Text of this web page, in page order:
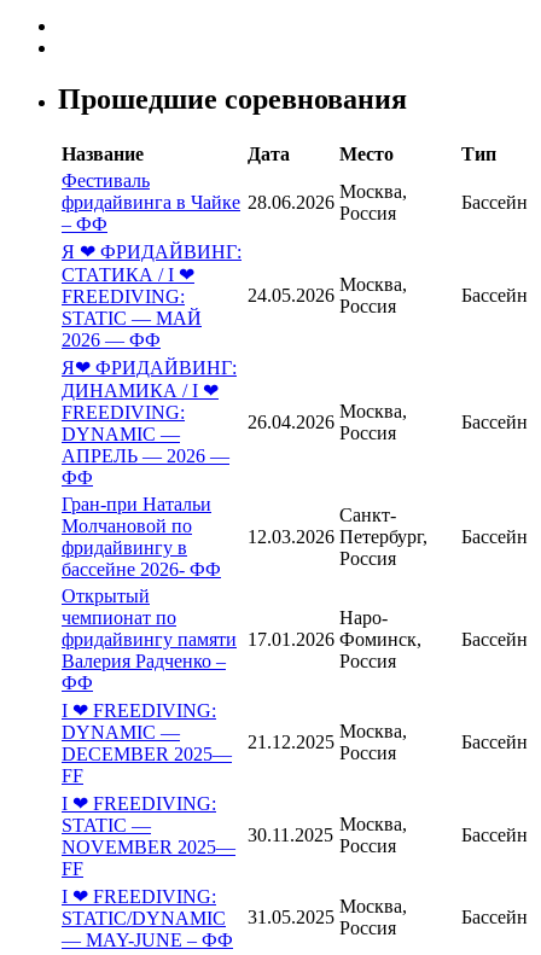
Прошедшие соревнования
Название Дата Место
Тип
Фестиваль
фридайвинга в Чайке
– ФФ
28.06.2026
Москва,
Россия
Бассейн
Я ❤ ФРИДАЙВИНГ:
СТАТИКА / I ❤
FREEDIVING:
STATIC — МАЙ
2026 — ФФ
24.05.2026
Москва,
Россия
Бассейн
Я❤ ФРИДАЙВИНГ:
ДИНАМИКА / I ❤
FREEDIVING:
DYNAMIC —
АПРЕЛЬ — 2026 —
ФФ
26.04.2026
Москва,
Россия
Бассейн
Гран-при Натальи
Молчановой по
фридайвингу в
бассейне 2026- ФФ
12.03.2026
Санкт-
Петербург,
Россия
Бассейн
Открытый
чемпионат по
фридайвингу памяти
Валерия Радченко –
ФФ
17.01.2026
Наро-
Фоминск,
Россия
Бассейн
I ❤ FREEDIVING:
DYNAMIC —
DECEMBER 2025—
FF
21.12.2025
Москва,
Россия
Бассейн
I ❤ FREEDIVING:
STATIC —
NOVEMBER 2025—
FF
30.11.2025
Москва,
Россия
Бассейн
I ❤ FREEDIVING:
STATIC/DYNAMIC
— MAY-JUNE – ФФ
31.05.2025
Москва,
Россия
Бассейн